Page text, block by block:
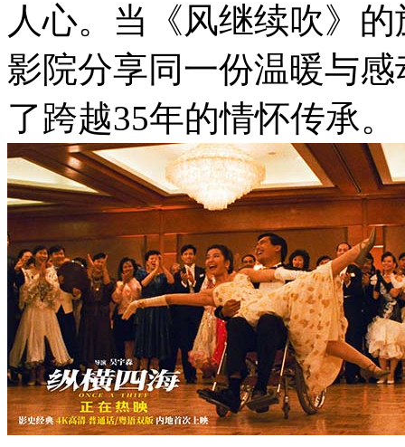
人心。当《风继续吹》
影院分享同一份温暖与
了跨越35年的情怀传承。